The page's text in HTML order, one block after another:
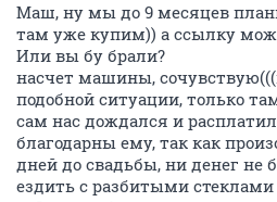
Маш, ну мы до 9 месяцев
там уже купим)) а ссылку
Или вы бу брали?
насчет машины,
подобной ситуации, только
сам нас дождался и
благодарны ему, так как
дней до свадьбы, ни денег не
ездить с разбитыми стеклами